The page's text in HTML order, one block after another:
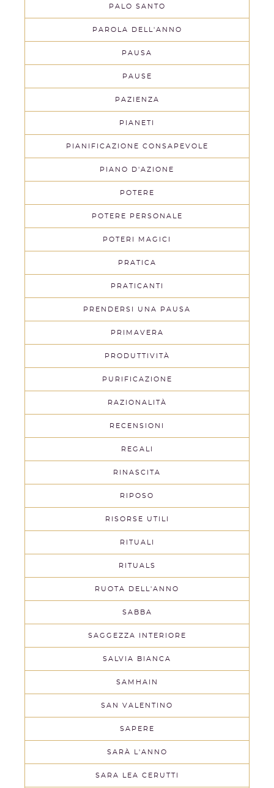
PALO SANTO
PAROLA DELL'ANNO
PAUSA
PAUSE
PAZIENZA
PIANETI
PIANIFICAZIONE CONSAPEVOLE
PIANO D'AZIONE
POTERE
POTERE PERSONALE
POTERI MAGICI
PRATICA
PRATICANTI
PRENDERSI UNA PAUSA
PRIMAVERA
PRODUTTIVITÀ
PURIFICAZIONE
RAZIONALITÀ
RECENSIONI
REGALI
RINASCITA
RIPOSO
RISORSE UTILI
RITUALI
RITUALS
RUOTA DELL'ANNO
SABBA
SAGGEZZA INTERIORE
SALVIA BIANCA
SAMHAIN
SAN VALENTINO
SAPERE
SARÀ L'ANNO
SARA LEA CERUTTI